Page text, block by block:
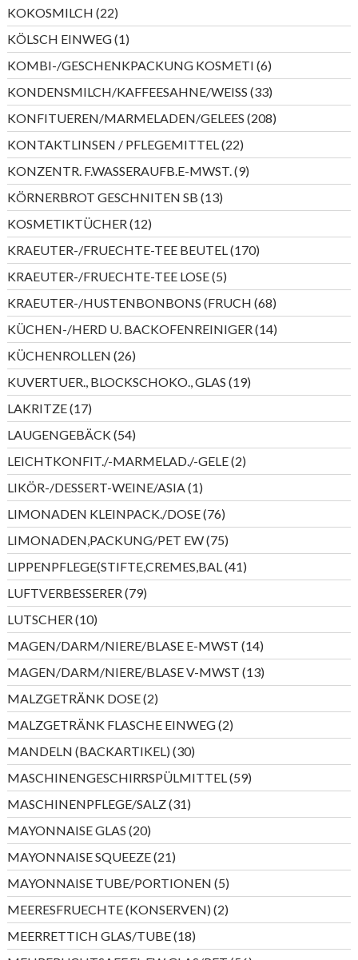
KOKOSMILCH 2222
Produkte
KÖLSCH EINWEG 11
Produkt
KOMBI-/GESCHENKPACKUNG KOSMETI 66
Produkte
KONDENSMILCH/KAFFEESAHNE/WEISS 3333
Produkte
KONFITUEREN/MARMELADEN/GELEES 208208
Produkte
KONTAKTLINSEN / PFLEGEMITTEL 2222
Produkte
KONZENTR. F.WASSERAUFB.E-MWST. 99
Produkte
KÖRNERBROT GESCHNITEN SB 1313
Produkte
KOSMETIKTÜCHER 1212
Produkte
KRAEUTER-/FRUECHTE-TEE BEUTEL 170170
Produkte
KRAEUTER-/FRUECHTE-TEE LOSE 55
Produkte
KRAEUTER-/HUSTENBONBONS (FRUCH 6868
Produkte
KÜCHEN-/HERD U. BACKOFENREINIGER 1414
Produkte
KÜCHENROLLEN 2626
Produkte
KUVERTUER., BLOCKSCHOKO., GLAS 1919
Produkte
LAKRITZE 1717
Produkte
LAUGENGEBÄCK 5454
Produkte
LEICHTKONFIT./-MARMELAD./-GELE 22
Produkte
LIKÖR-/DESSERT-WEINE/ASIA 11
Produkt
LIMONADEN KLEINPACK./DOSE 7676
Produkte
LIMONADEN,PACKUNG/PET EW 7575
Produkte
LIPPENPFLEGE(STIFTE,CREMES,BAL 4141
Produkte
LUFTVERBESSERER 7979
Produkte
LUTSCHER 1010
Produkte
MAGEN/DARM/NIERE/BLASE E-MWST 1414
Produkte
MAGEN/DARM/NIERE/BLASE V-MWST 1313
Produkte
MALZGETRÄNK DOSE 22
Produkte
MALZGETRÄNK FLASCHE EINWEG 22
Produkte
MANDELN (BACKARTIKEL) 3030
Produkte
MASCHINENGESCHIRRSPÜLMITTEL 5959
Produkte
MASCHINENPFLEGE/SALZ 3131
Produkte
MAYONNAISE GLAS 2020
Produkte
MAYONNAISE SQUEEZE 2121
Produkte
MAYONNAISE TUBE/PORTIONEN 55
Produkte
MEERESFRUECHTE (KONSERVEN) 22
Produkte
MEERRETTICH GLAS/TUBE 1818
Produkte